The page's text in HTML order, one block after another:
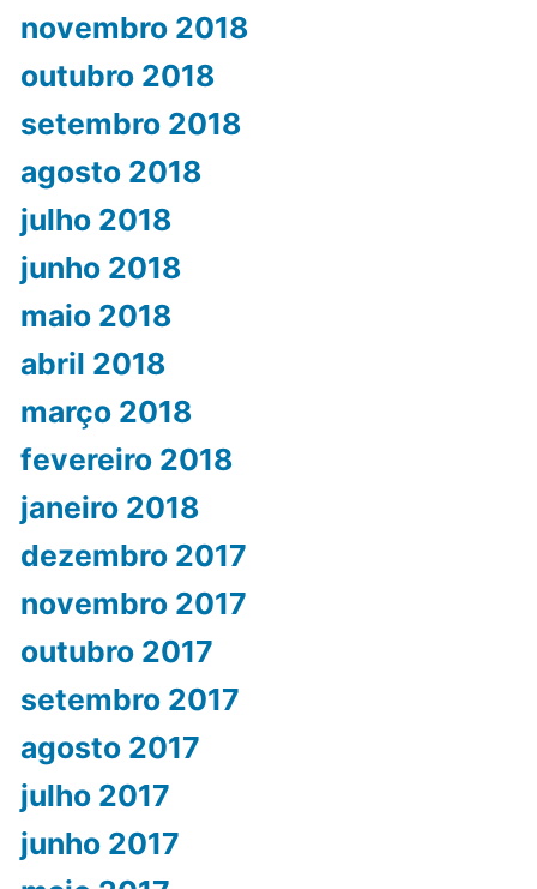
novembro 2018
outubro 2018
setembro 2018
agosto 2018
julho 2018
junho 2018
maio 2018
abril 2018
março 2018
fevereiro 2018
janeiro 2018
dezembro 2017
novembro 2017
outubro 2017
setembro 2017
agosto 2017
julho 2017
junho 2017